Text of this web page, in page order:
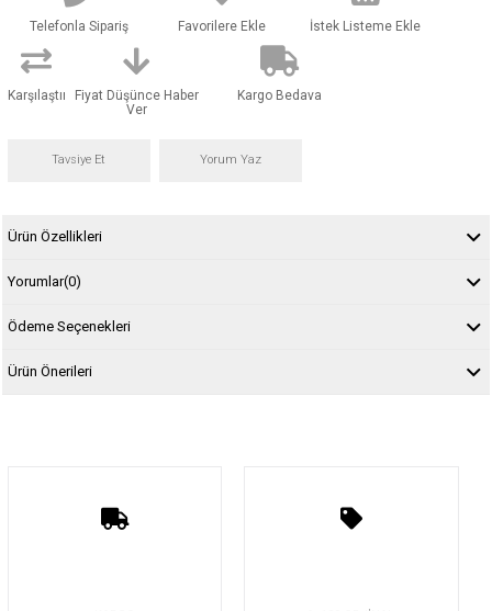
Telefonla Sipariş Favorilere Ekle İstek Listeme Ekle
Karşılaştır
Fiyat Düşünce Haber
Ver
Kargo Bedava
Tavsiye Et Yorum Yaz
Ürün Özellikleri
Yorumlar(0)
Ödeme Seçenekleri
Ürün Önerileri